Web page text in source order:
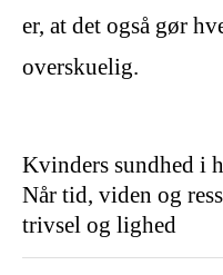
er, at det også gør
overskuelig.
Kvinders sundhed i
Når tid, viden og
trivsel og lighed